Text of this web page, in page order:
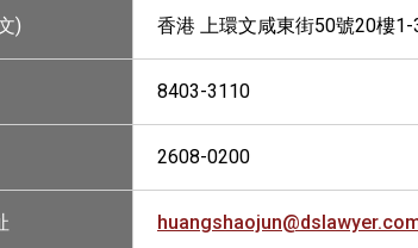
) 香港 上環文咸東街50號20樓1-
8403-3110
2608-0200